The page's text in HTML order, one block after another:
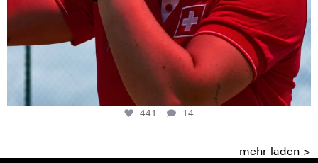
441 14
mehr laden >